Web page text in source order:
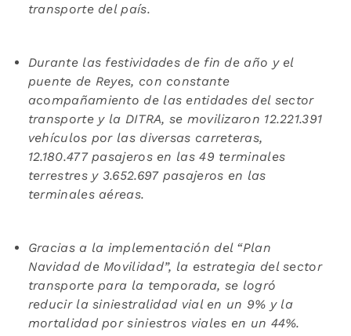
transporte del país.
Durante las festividades de fin de año y el
puente de Reyes, con constante
acompañamiento de las entidades del sector
transporte y la DITRA, se movilizaron 12.221.391
vehículos por las diversas carreteras,
12.180.477pasajeros en las 49 terminales
terrestres y 3.652.697 pasajeros en las
terminales aéreas.
Gracias a la implementación del “Plan
Navidad de Movilidad”, la estrategia del sector
transporte para la temporada, se logró
reducir la siniestralidad vial en un 9% y la
mortalidad por siniestros viales en un 44%.